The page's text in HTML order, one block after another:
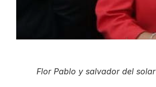
Flor Pablo y salvador del solar